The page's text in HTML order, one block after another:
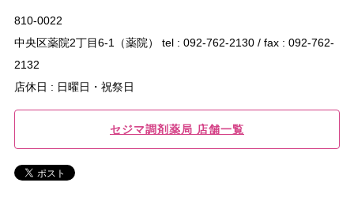
810-0022
中央区薬院2丁目6-1（薬院） tel : 092-762-2130 / fax : 092-762-
2132
店休日 : 日曜日・祝祭日
セジマ調剤薬局 店舗一覧